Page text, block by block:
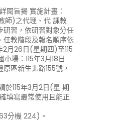
閱旨揭 實施計畫：
師)之代理、代 課教
習，依研習對象分任
任教階段及報名順序依
月26日(星期四)至115
場：115年3月18日
區新生北路155號，
115年3月2日(星 期
填寫最常使用且能正
分機 224)。